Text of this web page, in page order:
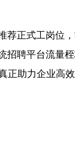
荐正式工岗位
招聘平台流量
正助力企业高